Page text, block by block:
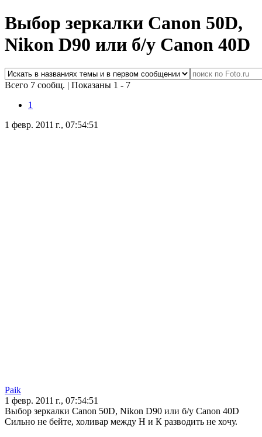
Выбор зеркалки Canon 50D,
Nikon D90 или б/у Canon 40D
Всего 7 сообщ. | Показаны 1 - 7
1
1 февр. 2011 г., 07:54:51
Paik
1 февр. 2011 г., 07:54:51
Выбор зеркалки Canon 50D, Nikon D90 или б/у Canon 40D
Сильно не бейте, холивар между Н и К разводить не хочу.